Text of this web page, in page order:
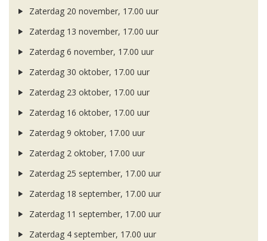
Zaterdag 20 november, 17.00 uur
Zaterdag 13 november, 17.00 uur
Zaterdag 6 november, 17.00 uur
Zaterdag 30 oktober, 17.00 uur
Zaterdag 23 oktober, 17.00 uur
Zaterdag 16 oktober, 17.00 uur
Zaterdag 9 oktober, 17.00 uur
Zaterdag 2 oktober, 17.00 uur
Zaterdag 25 september, 17.00 uur
Zaterdag 18 september, 17.00 uur
Zaterdag 11 september, 17.00 uur
Zaterdag 4 september, 17.00 uur